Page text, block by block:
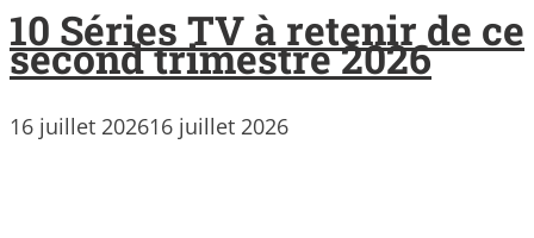
10 Séries TV à retenir de ce
second trimestre 2026
16 juillet 202616 juillet 2026